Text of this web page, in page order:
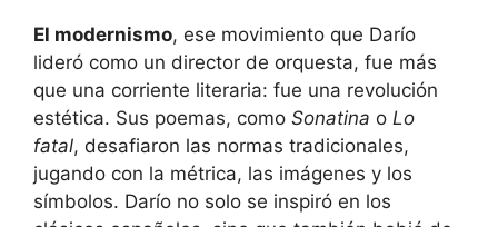
El modernismo, ese movimiento que Darío
lideró como un director de orquesta, fue más
que una corriente literaria: fue una revolución
estética. Sus poemas, como Sonatina o Lo
fatal, desafiaron las normas tradicionales,
jugando con la métrica, las imágenes y los
símbolos. Darío no solo se inspiró en los